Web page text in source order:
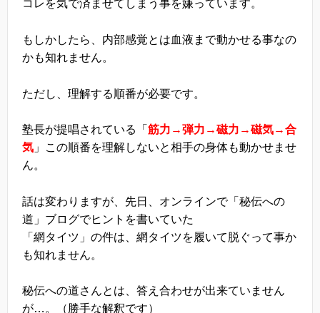
コレを気で済ませてしまう事を嫌っています。
もしかしたら、内部感覚とは血液まで動かせる事なの
かも知れません。
ただし、理解する順番が必要です。
塾長が提唱されている「 筋力→弾力→磁力→磁気→合
気 」この順番を理解しないと相手の身体も動かせませ
ん。
話は変わりますが、先日、オンラインで「秘伝への
道」ブログでヒントを書いていた
「網タイツ」の件は、網タイツを履いて脱ぐって事か
も知れません。
秘伝への道さんとは、答え合わせが出来ていません
が…。（勝手な解釈です）